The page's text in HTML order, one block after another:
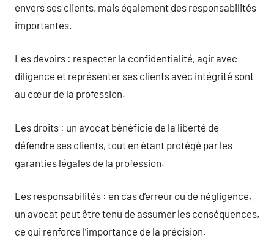
envers ses clients, mais également des responsabilités
importantes.
Les devoirs : respecter la confidentialité, agir avec
diligence et représenter ses clients avec intégrité sont
au cœur de la profession.
Les droits : un avocat bénéficie de la liberté de
défendre ses clients, tout en étant protégé par les
garanties légales de la profession.
Les responsabilités : en cas d’erreur ou de négligence,
un avocat peut être tenu de assumer les conséquences,
ce qui renforce l’importance de la précision.